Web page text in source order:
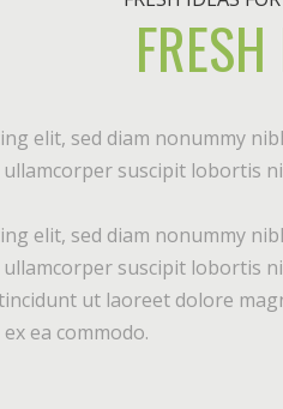
elit, sed diam nonummy
suscipit lobortis
elit, sed diam nonummy
suscipit lobortis
ut laoreet dolore
ea commodo.